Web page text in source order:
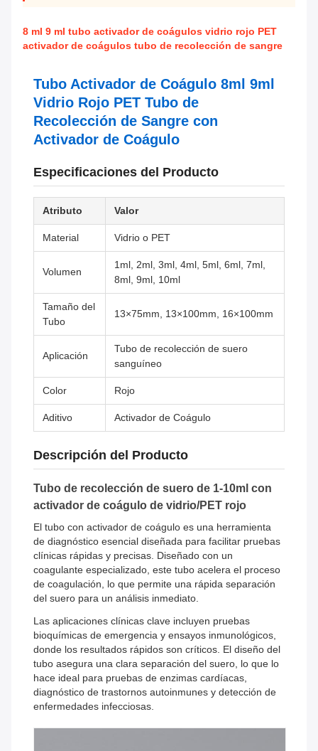
8 ml 9 ml tubo activador de coágulos vidrio rojo PET
activador de coágulos tubo de recolección de sangre
Tubo Activador de Coágulo 8ml 9ml
Vidrio Rojo PET Tubo de
Recolección de Sangre con
Activador de Coágulo
Especificaciones del Producto
Atributo Valor
Material Vidrio o PET
Volumen
1ml, 2ml, 3ml, 4ml, 5ml, 6ml, 7ml,
8ml, 9ml, 10ml
Tamaño del
Tubo
13×75mm, 13×100mm, 16×100mm
Aplicación
Tubo de recolección de suero
sanguíneo
Color Rojo
Aditivo Activador de Coágulo
Descripción del Producto
Tubo de recolección de suero de 1-10ml con
activador de coágulo de vidrio/PET rojo
El tubo con activador de coágulo es una herramienta
de diagnóstico esencial diseñada para facilitar pruebas
clínicas rápidas y precisas. Diseñado con un
coagulante especializado, este tubo acelera el proceso
de coagulación, lo que permite una rápida separación
del suero para un análisis inmediato.
Las aplicaciones clínicas clave incluyen pruebas
bioquímicas de emergencia y ensayos inmunológicos,
donde los resultados rápidos son críticos. El diseño del
tubo asegura una clara separación del suero, lo que lo
hace ideal para pruebas de enzimas cardíacas,
diagnóstico de trastornos autoinmunes y detección de
enfermedades infecciosas.